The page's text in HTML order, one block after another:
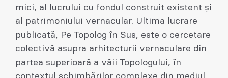
mici, al lucrului cu fondul construit existent şi
al patrimoniului vernacular. Ultima lucrare
publicată, Pe Topolog în Sus, este o cercetare
colectivă asupra arhitecturii vernaculare din
partea superioară a văii Topologului, în